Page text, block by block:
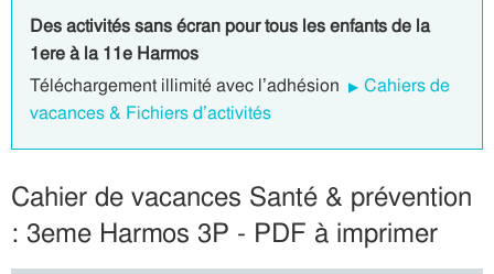
Des activités sans écran pour tous les enfants de la
1ere à la 11e Harmos
Téléchargement illimité avec l’adhésion
Cahiers de
vacances & Fichiers d’activités
Cahier de vacances Santé & prévention
: 3eme Harmos 3P - PDF à imprimer